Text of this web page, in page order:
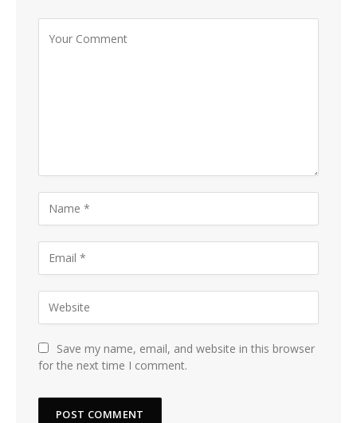
Save my name, email, and website in this browser
for the next time I comment.